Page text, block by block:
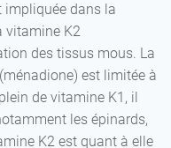
impliquée dans la
vitamine K2
des tissus mous. La
est limitée à
de vitamine K1, il
les épinards,
K2 est quant à elle